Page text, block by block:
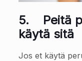
5. Peitä
käytä sitä
Jos et käytä